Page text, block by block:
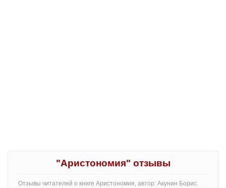
"Аристономия" отзывы
Отзывы читателей о книге Аристономия, автор: Акунин Борис.